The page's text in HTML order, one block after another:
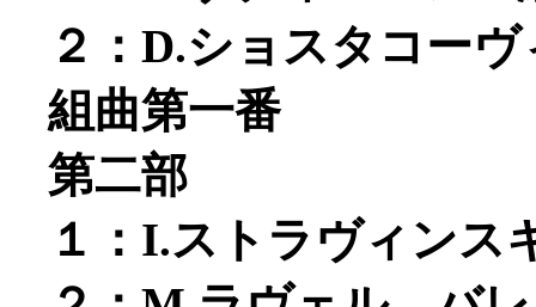
２：D.ショスタコー
組曲第一番
第二部
１：I.ストラヴィン